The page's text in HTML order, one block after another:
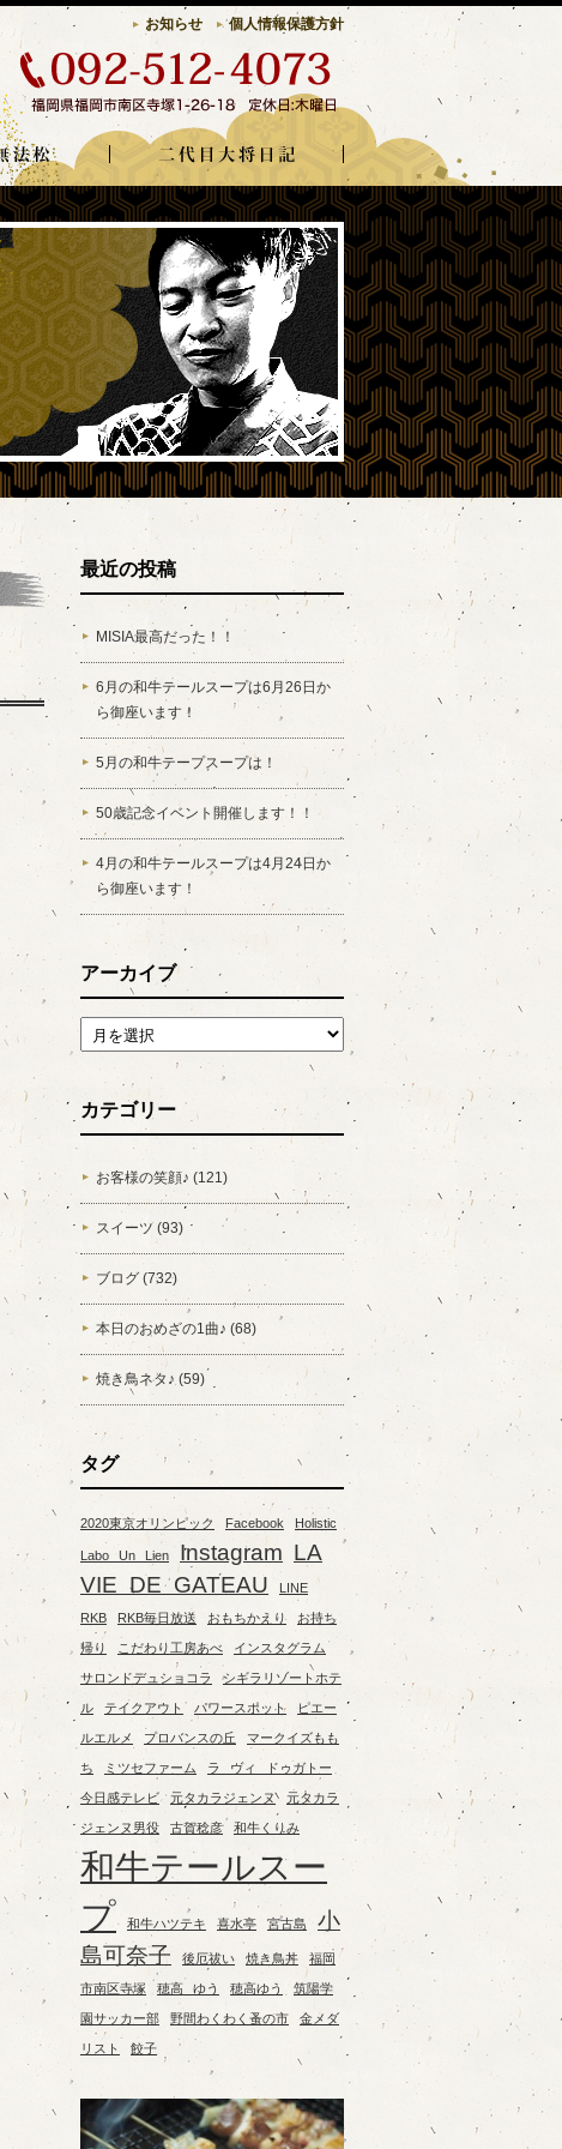
お知らせ 個人情報保護方針
最近の投稿
MISIA最高だった！！
6月の和牛テールスープは6月26日か
ら御座います！
5月の和牛テープスープは！
50歳記念イベント開催します！！
4月の和牛テールスープは4月24日か
ら御座います！
アーカイブ
アーカイブ
カテゴリー
お客様の笑顔♪ (121)
スイーツ (93)
ブログ (732)
本日のおめざの1曲♪ (68)
焼き鳥ネタ♪ (59)
タグ
2020東京オリンピック Facebook Holistic
Labo Un Lien Instagram LA
VIE DE GATEAU
LINE
RKB RKB毎日放送 おもちかえり お持ち
帰り こだわり工房あべ インスタグラム
サロンドデュショコラ シギラリゾートホテ
ル テイクアウト パワースポット ピエー
ルエルメ プロバンスの丘 マークイズもも
ち ミツセファーム ラ ヴィ ドゥガトー
今日感テレビ 元タカラジェンヌ 元タカラ
ジェンヌ男役 古賀稔彦 和牛くりみ
和牛テールスー
プ
和牛ハツテキ 喜水亭 宮古島
小
島可奈子
後厄祓い 焼き鳥丼 福岡
市南区寺塚 穂高 ゆう 穂高ゆう 筑陽学
園サッカー部 野間わくわく蚤の市 金メダ
リスト 餃子